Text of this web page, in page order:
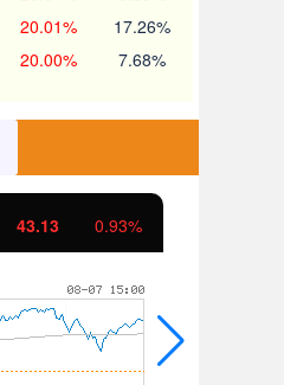
20.01% 17.26%
20.00% 7.68%
43.13 0.93%